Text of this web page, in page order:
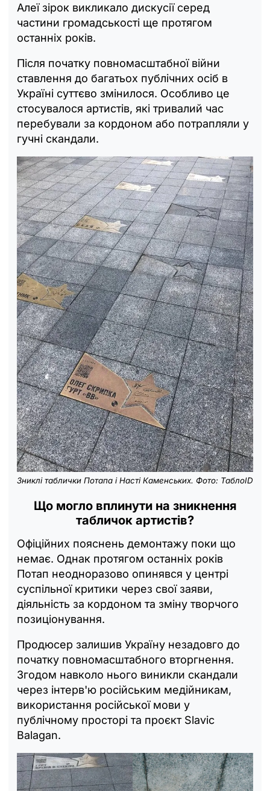
Алеї зірок викликало дискусії серед
частини громадськості ще протягом
останніх років.
Після початку повномасштабної війни
ставлення до багатьох публічних осіб в
Україні суттєво змінилося. Особливо це
стосувалося артистів, які тривалий час
перебували за кордоном або потрапляли у
гучні скандали.
Зниклі таблички Потапа і Насті Каменських. Фото: ТаблоID
Що могло вплинути на зникнення
табличок артистів?
Офіційних пояснень демонтажу поки що
немає. Однак протягом останніх років
Потап неодноразово опинявся у центрі
суспільної критики через свої заяви,
діяльність за кордоном та зміну творчого
позиціонування.
Продюсер залишив Україну незадовго до
початку повномасштабного вторгнення.
Згодом навколо нього виникли скандали
через інтерв'ю російським медійникам,
використання російської мови у
публічному просторі та проєкт Slavic
Balagan.